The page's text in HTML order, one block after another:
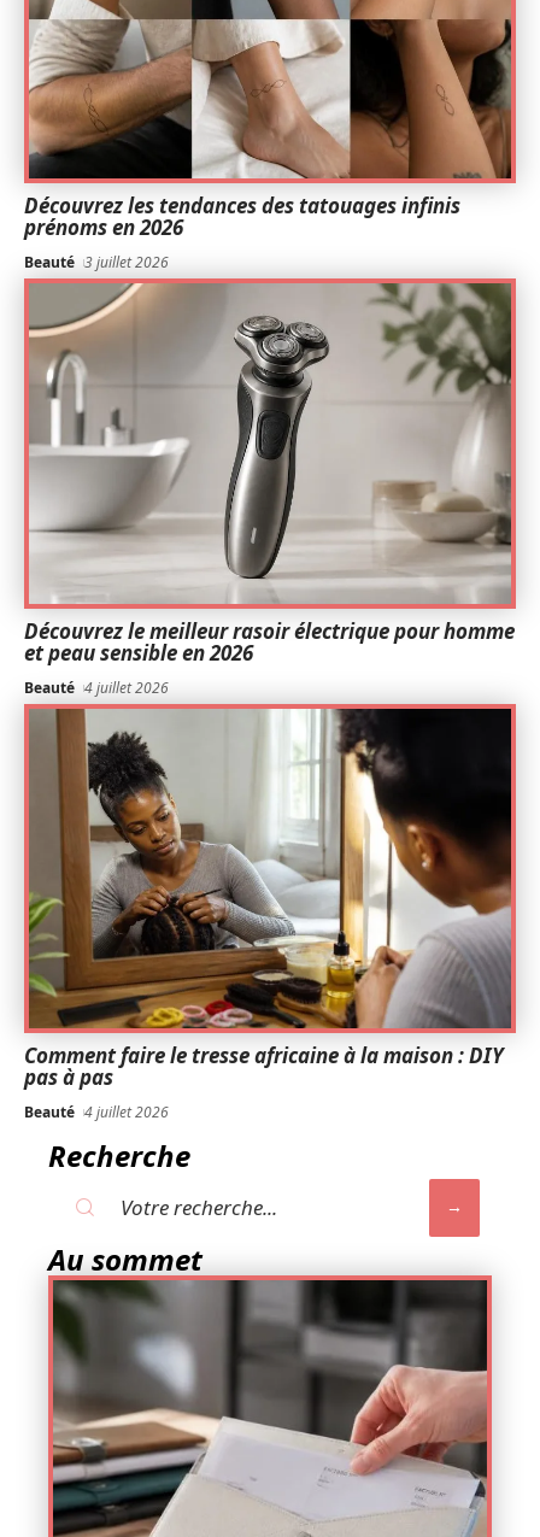
Découvrez les tendances des tatouages infinis
prénoms en 2026
Beauté 3 juillet 2026
Découvrez le meilleur rasoir électrique pour homme
et peau sensible en 2026
Beauté 4 juillet 2026
Comment faire le tresse africaine à la maison : DIY
pas à pas
Beauté 4 juillet 2026
Recherche
Au sommet